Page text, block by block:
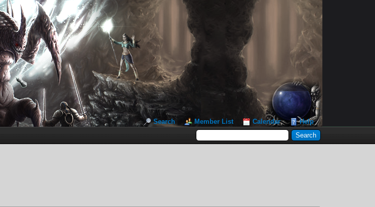
Search Member List Calendar
Help